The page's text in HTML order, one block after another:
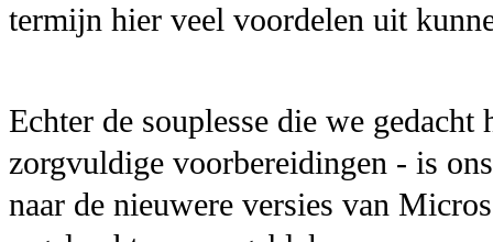
termijn hier veel voordelen uit
Echter de souplesse die we
zorgvuldige voorbereidingen - is
naar de nieuwere versies van